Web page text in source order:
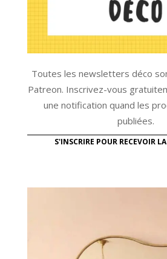
Toutes les newsletters déco
Patreon. Inscrivez-vous
une notification quand les
publiées.
S'INSCRIRE POUR RECEVOIR